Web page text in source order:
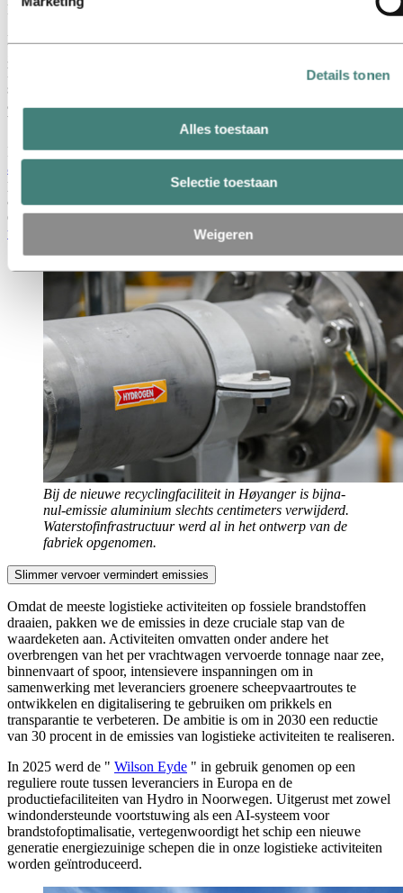
Details tonen
Alles toestaan
Selectie toestaan
Weigeren
koolstofanodeproductiefaciliteiten in de primaire fabriek in Årdal.
Hydro Sunndal test ookplasmatechnologieals een optie om
hernieuwbare energie die onze primaire smelterijen aandrijft. Indien
succesvol, heeft het pilotproject de potentie om niet alleen de
aluminiumindustrie te beïnvloeden, maar ook andere moeilijk te
bestrijden industrieën wereldwijd.
In dealuminiumrecyclingfabriek in Høyanger vervangen we
aardgas door groene waterstof
potentieel van waterstof voor de koolstofreductie in de
aluminiumproductie te benutten. Het pilotproject bouwt voort op de
ervaring van Hydro'seerste test op industriële schaal met groene
waterstof
in aluminiumrecycling in juni 2023.
Bij de nieuwe recyclingfaciliteit in Høyanger is bijna-
nul-emissie aluminium slechts centimeters verwijderd.
Waterstofinfrastructuur werd al in het ontwerp van de
fabriek opgenomen.
Slimmer vervoer vermindert emissies
Omdat de meeste logistieke activiteiten op fossiele brandstoffen
draaien, pakken we de emissies in deze cruciale stap van de
waardeketen aan. Activiteiten omvatten onder andere het
overbrengen van het per vrachtwagen vervoerde tonnage naar zee,
binnenvaart of spoor, intensievere inspanningen om in
samenwerking met leveranciers groenere scheepvaartroutes te
ontwikkelen en digitalisering te gebruiken om prikkels en
transparantie te verbeteren. De ambitie is om in 2030 een reductie
van 30 procent in de emissies van logistieke activiteiten te realiseren.
In 2025 werd de " Wilson Eyde " in gebruik genomen op een
reguliere route tussen leveranciers in Europa en de
productiefaciliteiten van Hydro in Noorwegen. Uitgerust met zowel
windondersteunde voortstuwing als een AI-systeem voor
brandstofoptimalisatie, vertegenwoordigt het schip een nieuwe
generatie energiezuinige schepen die in onze logistieke activiteiten
worden geïntroduceerd.